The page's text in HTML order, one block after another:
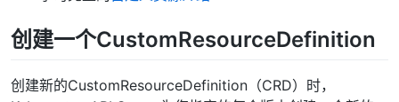
创建一个CustomResourceDefinition
创建新的CustomResourceDefinition（CRD）时，